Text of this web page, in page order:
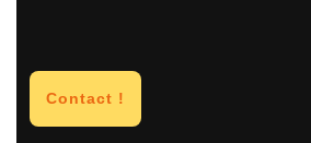
Contact !